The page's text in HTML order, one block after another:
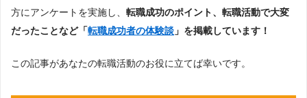
方にアンケートを実施し、 転職成功のポイント、転職活動で大変
だったことなど「転職成功者の体験談 」を掲載しています！
この記事があなたの転職活動のお役に立てば幸いです。